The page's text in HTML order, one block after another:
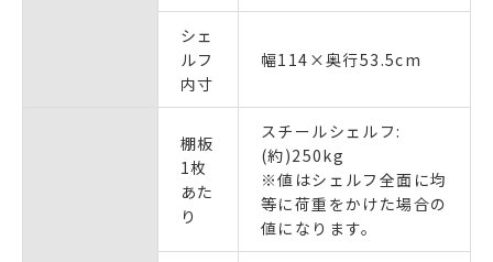
シェ
ルフ
内寸
幅114×奥行53.5cm
棚板
1枚
あた
り
スチールシェルフ:
(約)250kg
※値はシェルフ全面に均
等に荷重をかけた場合の
値になります。